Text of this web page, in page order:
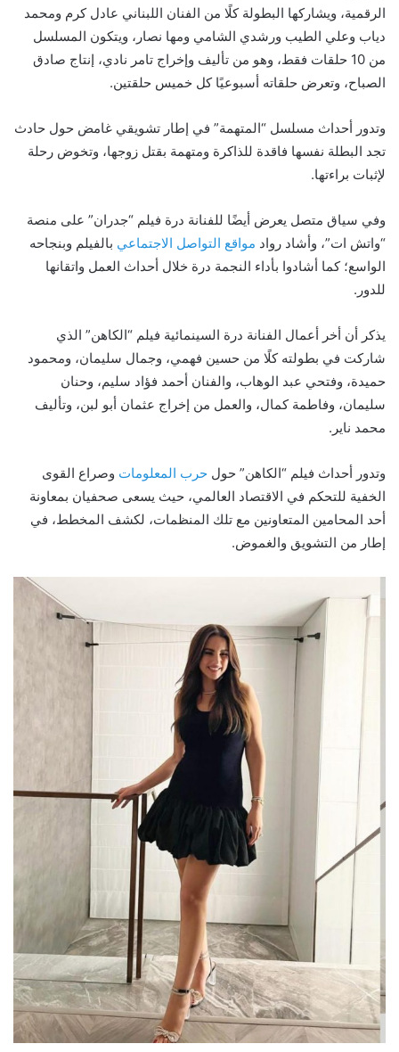
الرقمية، ويشاركها البطولة كلًا من الفنان اللبناني عادل كرم ومحمد
دياب وعلي الطيب ورشدي الشامي ومها نصار، ويتكون المسلسل
من 10 حلقات فقط، وهو من تأليف وإخراج تامر نادي، إنتاج صادق
الصباح، وتعرض حلقاته أسبوعيًا كل خميس حلقتين.
وتدور أحداث مسلسل “المتهمة” في إطار تشويقي غامض حول حادث
تجد البطلة نفسها فاقدة للذاكرة ومتهمة بقتل زوجها، وتخوض رحلة
لإثبات براءتها.
وفي سياق متصل يعرض أيضًا للفنانة درة فيلم “جدران” على منصة
“واتش ات”، وأشاد رواد مواقع التواصل الاجتماعي بالفيلم وبنجاحه
الواسع؛ كما أشادوا بأداء النجمة درة خلال أحداث العمل واتقانها
للدور.
يذكر أن أخر أعمال الفنانة درة السينمائية فيلم “الكاهن” الذي
شاركت في بطولته كلًا من حسين فهمي، وجمال سليمان، ومحمود
حميدة، وفتحي عبد الوهاب، والفنان أحمد فؤاد سليم، وحنان
سليمان، وفاطمة كمال، والعمل من إخراج عثمان أبو لبن، وتأليف
محمد ناير.
وتدور أحداث فيلم “الكاهن” حول حرب المعلومات وصراع القوى
الخفية للتحكم في الاقتصاد العالمي، حيث يسعى صحفيان بمعاونة
أحد المحامين المتعاونين مع تلك المنظمات، لكشف المخطط، في
إطار من التشويق والغموض.